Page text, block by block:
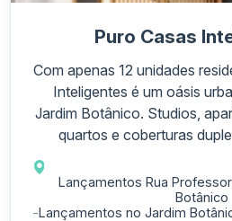
Puro Casas
Com apenas 12 unidades
Inteligentes é um oásis
Jardim Botânico. Studios,
quartos e coberturas
Lançamentos Rua
Botânico
-Lançamentos no Jardim